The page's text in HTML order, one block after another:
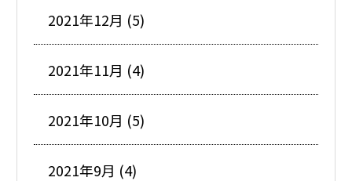
2021年12月 (5)
2021年11月 (4)
2021年10月 (5)
2021年9月 (4)